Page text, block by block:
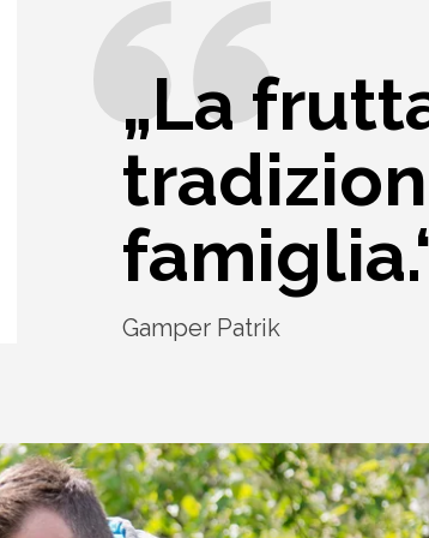
„La
Gamper Patrik